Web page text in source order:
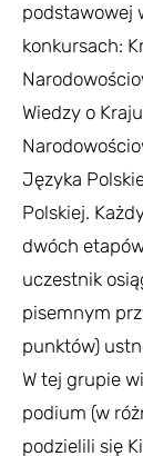
podstawowej
konkursach:
Wiedzy o
Języka
Polskiej.
dwóch
uczestnik
pisemnym
punktów)
W tej grupie
podium (w
podzielili się